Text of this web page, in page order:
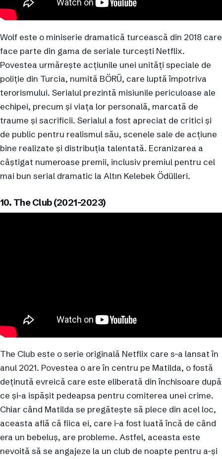
Wolf este o miniserie dramatică turcească din 2018 care
face parte din gama de seriale turcești Netflix.
Povestea urmărește acțiunile unei unități speciale de
poliție din Turcia, numită BÖRÜ, care luptă împotriva
terorismului. Serialul prezintă misiunile periculoase ale
echipei, precum și viața lor personală, marcată de
traume și sacrificii. Serialul a fost apreciat de critici și
de public pentru realismul său, scenele sale de acțiune
bine realizate și distribuția talentată. Ecranizarea a
câștigat numeroase premii, inclusiv premiul pentru cel
mai bun serial dramatic la Altın Kelebek Ödülleri.
10. The Club (2021-2023)
The Club este o serie originală Netflix care s-a lansat în
anul 2021. Povestea o are în centru pe Matilda, o fostă
deținută evreică care este eliberată din închisoare după
ce și-a ispășit pedeapsa pentru comiterea unei crime.
Chiar când Matilda se pregătește să plece din acel loc,
aceasta află că fiica ei, care i-a fost luată încă de când
era un bebeluș, are probleme. Astfel, aceasta este
nevoită să se angajeze la un club de noapte pentru a-și